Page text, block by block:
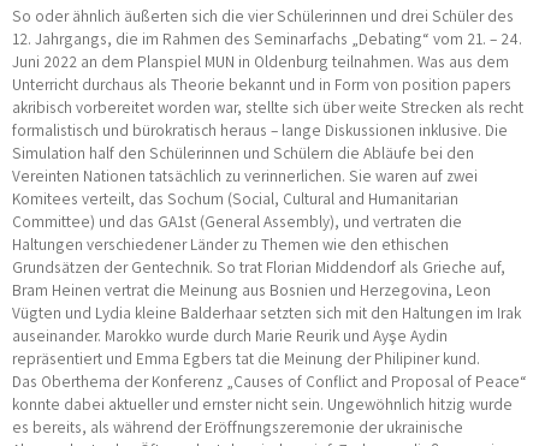
So oder ähnlich äußerten sich die vier Schülerinnen und drei Schüler des
12. Jahrgangs, die im Rahmen des Seminarfachs „Debating“ vom 21. – 24.
Juni 2022 an dem Planspiel MUN in Oldenburg teilnahmen. Was aus dem
Unterricht durchaus als Theorie bekannt und in Form von position papers
akribisch vorbereitet worden war, stellte sich über weite Strecken als recht
formalistisch und bürokratisch heraus – lange Diskussionen inklusive. Die
Simulation half den Schülerinnen und Schülern die Abläufe bei den
Vereinten Nationen tatsächlich zu verinnerlichen. Sie waren auf zwei
Komitees verteilt, das Sochum (Social, Cultural and Humanitarian
Committee) und das GA1st (General Assembly), und vertraten die
Haltungen verschiedener Länder zu Themen wie den ethischen
Grundsätzen der Gentechnik. So trat Florian Middendorf als Grieche auf,
Bram Heinen vertrat die Meinung aus Bosnien und Herzegovina, Leon
Vügten und Lydia kleine Balderhaar setzten sich mit den Haltungen im Irak
auseinander. Marokko wurde durch Marie Reurik und Ayşe Aydin
repräsentiert und Emma Egbers tat die Meinung der Philipiner kund.
Das Oberthema der Konferenz „Causes of Conflict and Proposal of Peace“
konnte dabei aktueller und ernster nicht sein. Ungewöhnlich hitzig wurde
es bereits, als während der Eröffnungszeremonie der ukrainische